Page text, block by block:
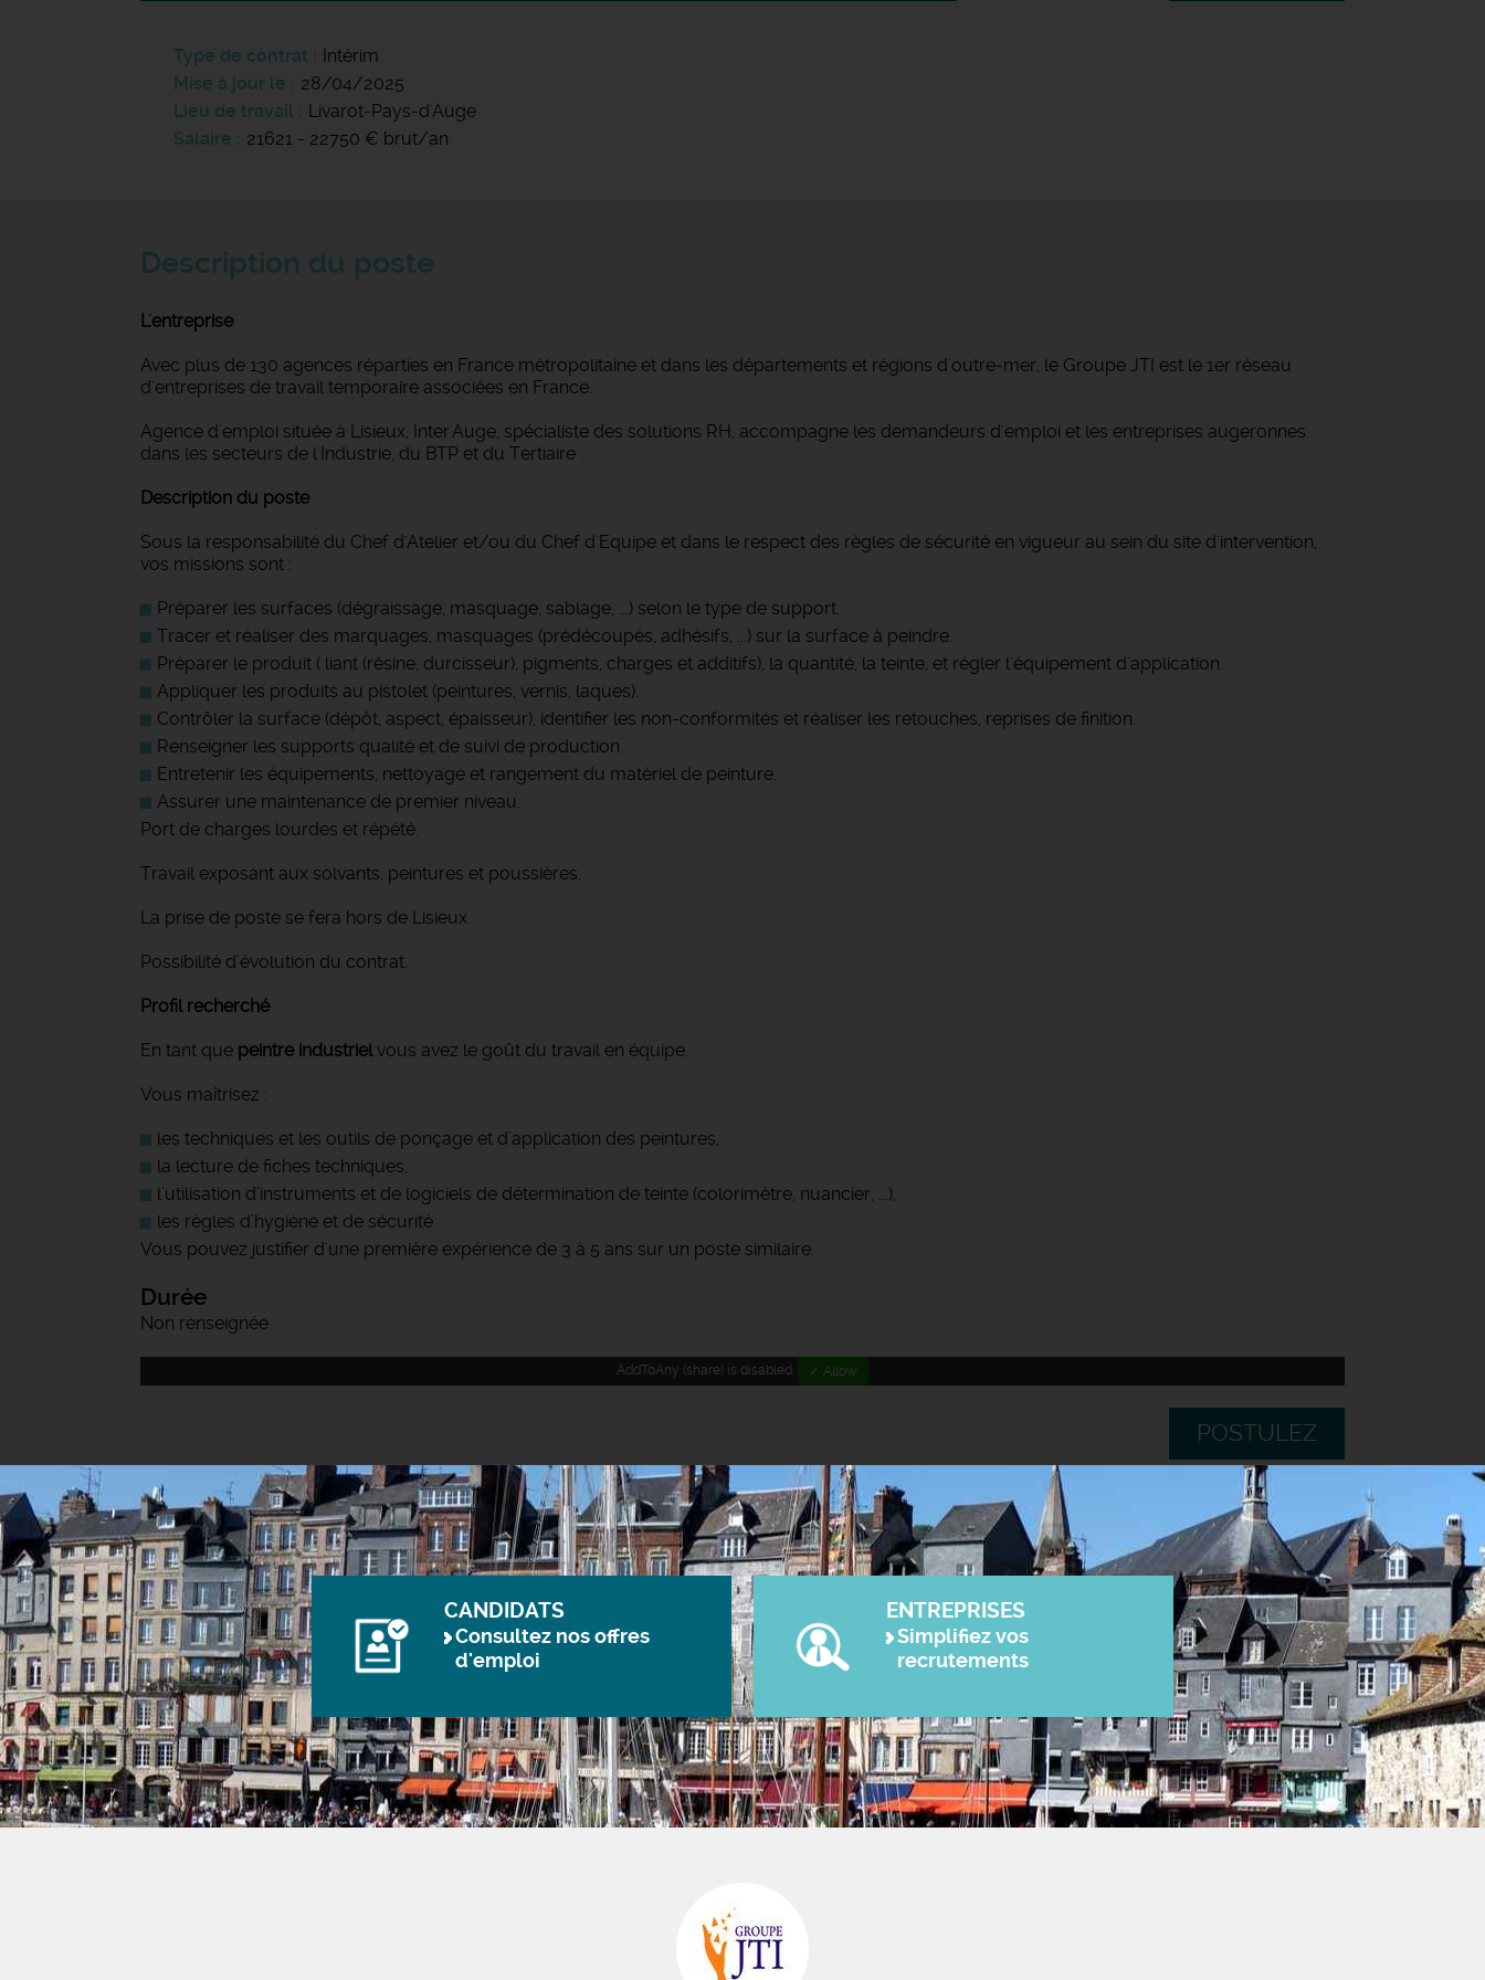
Type de contrat
Intérim
Mise à jour le
28/04/2025
Lieu de travail
Livarot-Pays-d'Auge
Salaire
21621 - 22750 € brut/an
Description du poste
L'entreprise
Avec plus de 130 agences réparties en France métropolitaine et dans les départements et régions d'outre-mer, le Groupe JTI est le 1er réseau
d'entreprises de travail temporaire associées en France.
Agence d'emploi située à Lisieux, Inter'Auge, spécialiste des solutions RH, accompagne les demandeurs d'emploi et les entreprises augeronnes
dans les secteurs de l'Industrie, du BTP et du Tertiaire .
Description du poste
Sous la responsabilité du Chef d'Atelier et/ou du Chef d'Equipe et dans le respect des règles de sécurité en vigueur au sein du site d'intervention,
vos missions sont :
Préparer les surfaces (dégraissage, masquage, sablage, ...) selon le type de support.
Tracer et réaliser des marquages, masquages (prédécoupés, adhésifs, ...) sur la surface à peindre.
Préparer le produit ( liant (résine, durcisseur), pigments, charges et additifs), la quantité, la teinte, et régler l'équipement d'application.
Appliquer les produits au pistolet (peintures, vernis, laques).
Contrôler la surface (dépôt, aspect, épaisseur), identifier les non-conformités et réaliser les retouches, reprises de finition.
Renseigner les supports qualité et de suivi de production.
Entretenir les équipements, nettoyage et rangement du matériel de peinture.
Assurer une maintenance de premier niveau.
Port de charges lourdes et répété.
Travail exposant aux solvants, peintures et poussières.
La prise de poste se fera hors de Lisieux.
Possibilité d'évolution du contrat.
Profil recherché
En tant que peintre industrielvous avez le goût du travail en équipe.
Vous maîtrisez :
les techniques et les outils de ponçage et d’application des peintures,
la lecture de fiches techniques,
l’utilisation d’instruments et de logiciels de détermination de teinte (colorimètre, nuancier, ...),
les règles d’hygiène et de sécurité.
Vous pouvez justifier d'une première expérience de 3 à 5 ans sur un poste similaire.
Durée
Non renseignée
AddToAny (share) is disabled. ✓ Allow
POSTULEZ
CANDIDATS
Consultez nos offres
d'emploi
ENTREPRISES
Simplifiez vos
recrutements